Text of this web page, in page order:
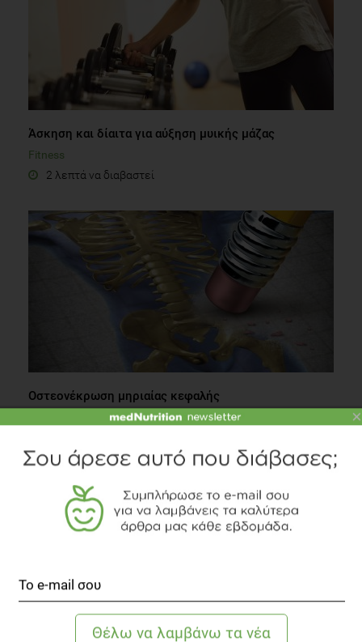
Άσκηση και δίαιτα για αύξηση μυικής μάζας
Fitness
2 λεπτά να διαβαστεί
Οστεονέκρωση μηριαίας κεφαλής
×